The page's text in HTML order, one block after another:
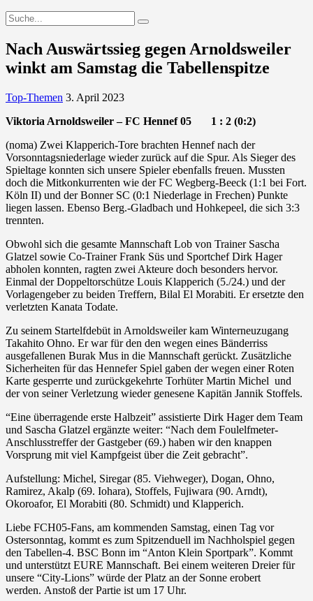
Nach Auswärtssieg gegen Arnoldsweiler
winkt am Samstag die Tabellenspitze
Top-Themen 3. April 2023
Viktoria Arnoldsweiler – FC Hennef 05 1 : 2 (0:2)
(noma) Zwei Klapperich-Tore brachten Hennef nach der
Vorsonntagsniederlage wieder zurück auf die Spur. Als Sieger des
Spieltage konnten sich unsere Spieler ebenfalls freuen. Mussten
doch die Mitkonkurrenten wie der FC Wegberg-Beeck (1:1 bei Fort.
Köln II) und der Bonner SC (0:1 Niederlage in Frechen) Punkte
liegen lassen. Ebenso Berg.-Gladbach und Hohkepeel, die sich 3:3
trennten.
Obwohl sich die gesamte Mannschaft Lob von Trainer Sascha
Glatzel sowie Co-Trainer Frank Süs und Sportchef Dirk Hager
abholen konnten, ragten zwei Akteure doch besonders hervor.
Einmal der Doppeltorschütze Louis Klapperich (5./24.) und der
Vorlagengeber zu beiden Treffern, Bilal El Morabiti. Er ersetzte den
verletzten Kanata Todate.
Zu seinem Startelfdebüt in Arnoldsweiler kam Winterneuzugang
Takahito Ohno. Er war für den den wegen eines Bänderriss
ausgefallenen Burak Mus in die Mannschaft gerückt. Zusätzliche
Sicherheiten für das Hennefer Spiel gaben der wegen einer Roten
Karte gesperrte und zurückgekehrte Torhüter Martin Michel und
der von seiner Verletzung wieder genesene Kapitän Jannik Stoffels.
“Eine überragende erste Halbzeit” assistierte Dirk Hager dem Team
und Sascha Glatzel ergänzte weiter: “Nach dem Foulelfmeter-
Anschlusstreffer der Gastgeber (69.) haben wir den knappen
Vorsprung mit viel Kampfgeist über die Zeit gebracht”.
Aufstellung: Michel, Siregar (85. Viehweger), Dogan, Ohno,
Ramirez, Akalp (69. Iohara), Stoffels, Fujiwara (90. Arndt),
Okoroafor, El Morabiti (80. Schmidt) und Klapperich.
Liebe FCH05-Fans, am kommenden Samstag, einen Tag vor
Ostersonntag, kommt es zum Spitzenduell im Nachholspiel gegen
den Tabellen-4. BSC Bonn im “Anton Klein Sportpark”. Kommt
und unterstützt EURE Mannschaft. Bei einem weiteren Dreier für
unsere “City-Lions” würde der Platz an der Sonne erobert
werden. Anstoß der Partie ist um 17 Uhr.